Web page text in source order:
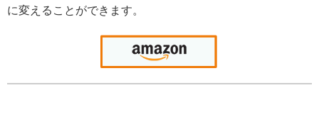
に変えることができます。